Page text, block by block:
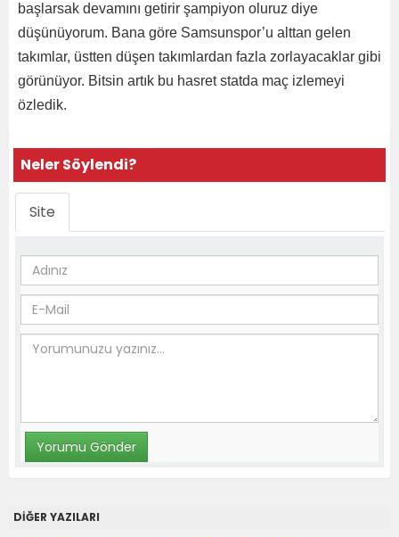
başlarsak devamını getirir şampiyon oluruz diye
düşünüyorum. Bana göre Samsunspor’u alttan gelen
takımlar, üstten düşen takımlardan fazla zorlayacaklar gibi
görünüyor. Bitsin artık bu hasret statda maç izlemeyi
özledik.
Neler Söylendi?
Site
DİĞER YAZILARI